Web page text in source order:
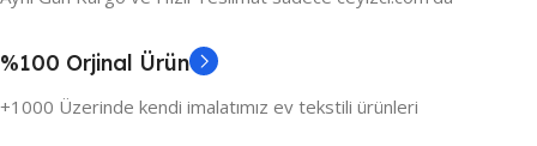
%100 Orjinal Ürün
+1000 Üzerinde kendi imalatımız ev tekstili ürünleri